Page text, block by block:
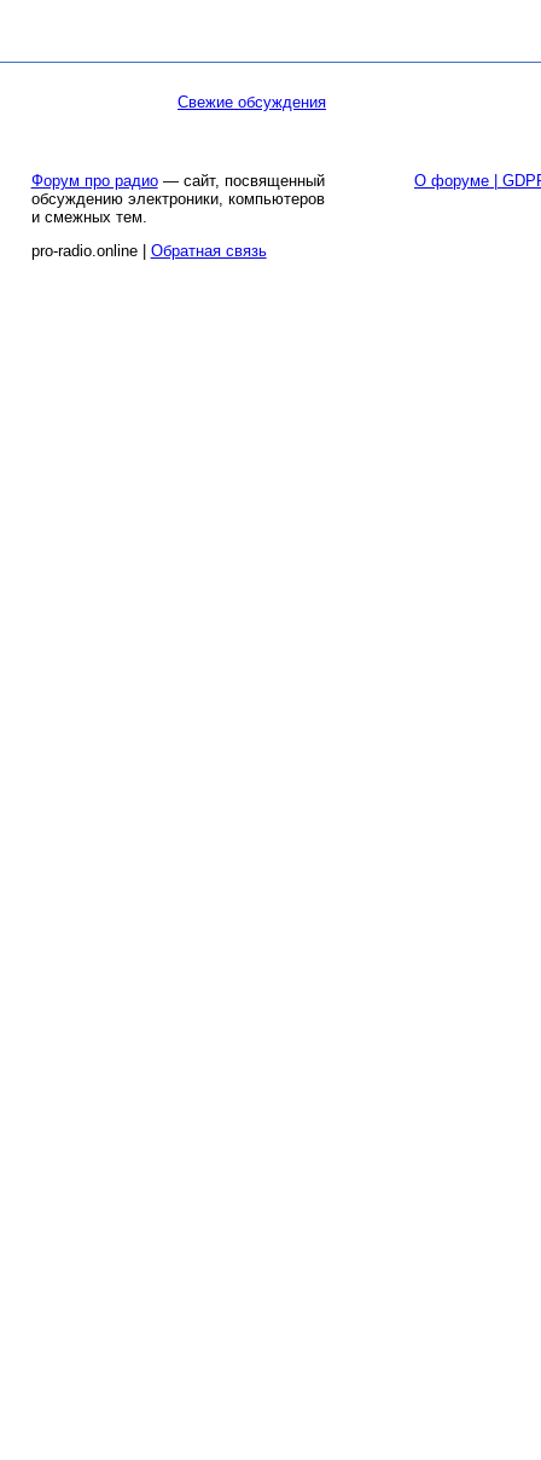
Свежие обсуждения
Форум про радио— сайт, посвященный
обсуждению электроники, компьютеров
и смежных тем.
pro-radio.online | Обратная связь
О форуме |